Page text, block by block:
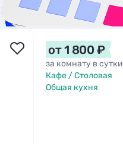
от 1 800 ₽
за комнату в сутки
Кафе / Столовая
Общая кухня